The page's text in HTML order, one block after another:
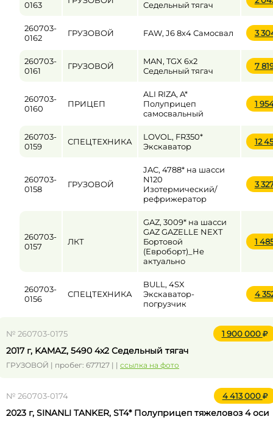
0163
Седельный тягач
260703-
0162
ГРУЗОВОЙ FAW, J6 8x4 Самосвал 3
260703-
0161
ГРУЗОВОЙ
MAN, TGX 6x2
Седельный тягач
7
260703-
0160
ПРИЦЕП
ALI RIZA, A*
Полуприцеп
самосвальный
1
260703-
0159
СПЕЦТЕХНИКА
LOVOL, FR350*
Экскаватор
12
260703-
0158
ГРУЗОВОЙ
JAC, 4788* на шасси
N120
Изотермический/
рефрижератор
3
260703-
0157
ЛКТ
GAZ, 3009* на шасси
GAZ GAZELLE NEXT
Бортовой
(Евроборт)_Не
актуально
1
260703-
0156
СПЕЦТЕХНИКА
BULL, 4SX
Экскаватор-
погрузчик
4
№ 260703-0175 1 900 000
2017 г, KAMAZ, 5490 4x2 Седельный тягач
ГРУЗОВОЙ | пробег: 677127 | | ссылка на фото
№ 260703-0174 4 413 000
2023 г, SINANLI TANKER, ST4* Полуприцеп тяжеловоз 4 оси